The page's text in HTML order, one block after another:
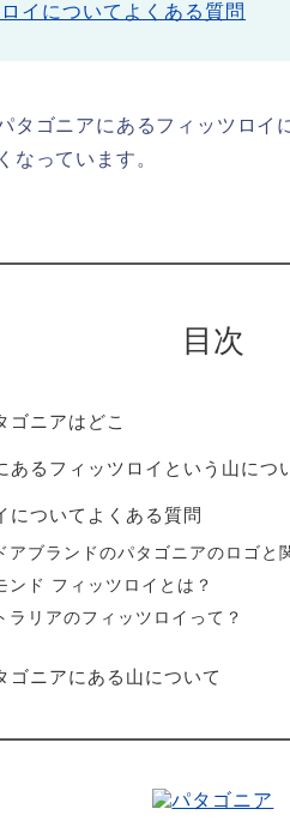
イについてよくある質問
タゴニアにあるフィッツロイ
なっています。
目次
ゴニアはどこ
あるフィッツロイという山につ
についてよくある質問
アブランドのパタゴニアのロゴと
ンド フィッツロイとは？
ラリアのフィッツロイって？
ゴニアにある山について